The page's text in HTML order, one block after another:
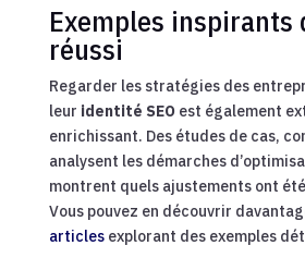
Exemples inspirants
réussi
Regarder les stratégies des
leur identité SEO est également
enrichissant. Des études de cas,
analysent les démarches
montrent quels ajustements ont
Vous pouvez en découvrir
articlesexplorant des exemples